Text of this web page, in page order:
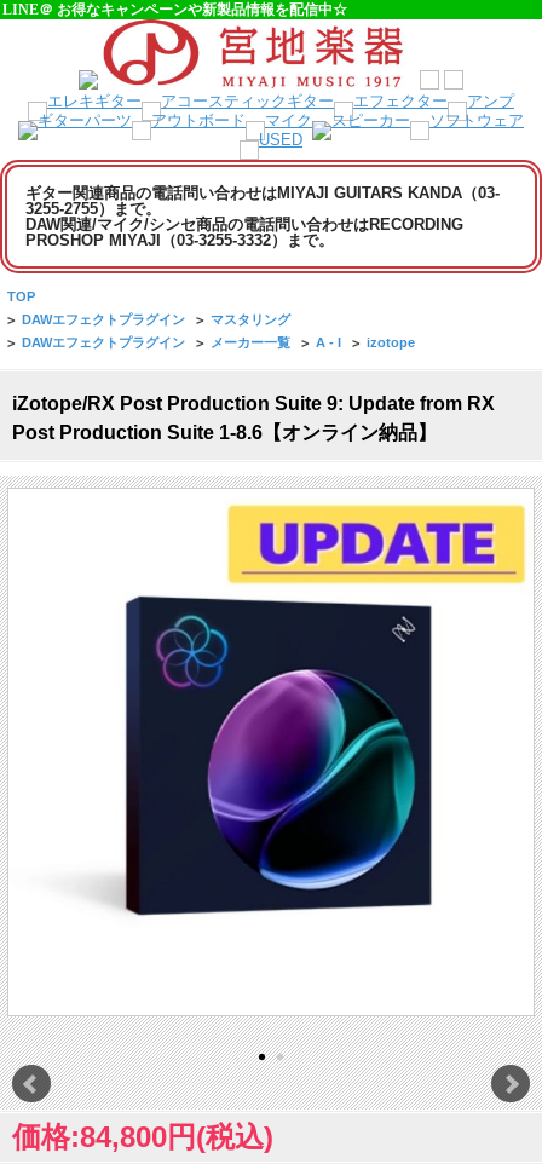
LINE＠ お得なキャンペーンや新製品情報を配信中☆
ギター関連商品の電話問い合わせはMIYAJI GUITARS KANDA（03-
3255-2755）まで。
DAW関連/マイク/シンセ商品の電話問い合わせはRECORDING
PROSHOP MIYAJI（03-3255-3332）まで。
TOP
> DAWエフェクトプラグイン > マスタリング
> DAWエフェクトプラグイン > メーカー一覧 > A - I > izotope
iZotope/RX Post Production Suite 9: Update from RX
Post Production Suite 1-8.6【オンライン納品】
価格:84,800円(税込)